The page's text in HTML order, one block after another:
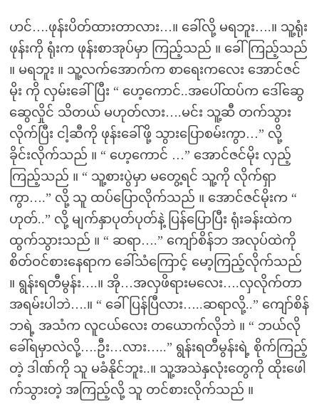
ဟင်….ဖုန်းပိတ်ထားတာလား…။ ခေါ်လို့ မရဘူး….။ သူ့ရုံး
ဖုန်းကို ရုံးက ဖုန်းစာအုပ်မှာ ကြည့်သည် ။ ခေါ်ကြည့်သည်
။ မရဘူး ။ သူ့လက်အောက်က စာရေးကလေး အောင်ဇင်
မိုး ကို လှမ်းခေါ်ပြီး “ ဟေ့ကောင်..အပေါ်ထပ်က ဒေါ်ဆွေ
ဆွေလှိုင် သိတယ် မဟုတ်လား….မင်း သူ့ဆီ တက်သွား
လိုက်ပြီး ငါ့ဆီကို ဖုန်းခေါ်ဖို့ သွားပြောစမ်းကွာ…” လို့
ခိုင်းလိုက်သည် ။ “ ဟေ့ကောင် …” အောင်ဇင်မိုး လှည့်
ကြည့်သည် ။ “ သူ့စားပွဲမှာ မတွေ့ရင် သူ့ကို လိုက်ရှာ
ကွာ….” လို့ သူ ထပ်ပြောလိုက်သည် ။ အောင်ဇင်မိုးက “
ဟုတ်..” လို့ မျက်နှာပုတ်ပုတ်နဲ့ ပြန်ပြောပြီး ရုံးခန်းထဲက
ထွက်သွားသည် ။ “ ဆရာ….” ကျော်စိန်ဘ အလုပ်ထဲကို
စိတ်ဝင်စားနေရာက ခေါ်သံကြောင့် မော့ကြည့်လိုက်သည်
။ ရွန်းရတီမွန်း….။ အို…အလှဖိရားမလေး….လှလိုက်တာ
အရမ်းပါဘဲ….။ “ ခေါ်ပြန်ပြီလား…..ဆရာလို့..” ကျော်စိန်
ဘရဲ့ အသံက လူငယ်လေး တယောက်လိုဘဲ ။ “ ဘယ်လို
ခေါ်ရမှာလဲလို့….ဦး…လား…..” ရွန်းရတီမွန်းရဲ့ စိုက်ကြည့်
တဲ့ ဒါဏ်ကို သူ မခံနိုင်ဘူး..။ သူ့အသဲနှလုံးတွေကို ထိုးဖေါ
က်သွားတဲ့ အကြည့်လို့ သူ တင်စားလိုက်သည် ။